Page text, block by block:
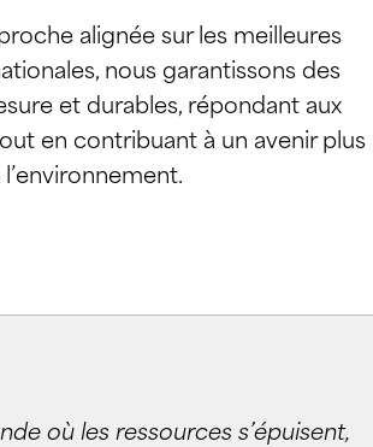
alignée sur les meilleures
nous garantissons des
et durables, répondant aux
en contribuant à un avenir plus
où les ressources s’épuisent,